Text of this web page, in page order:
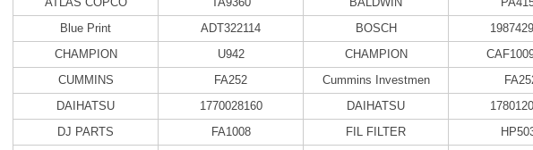
Blue Print
ADT322114 BOSCH
CHAMPION
U942 CHAMPION
CUMMINS
FA252 Cummins Investmen
DAIHATSU
1770028160 DAIHATSU
DJ PARTS
FA1008 FIL FILTER